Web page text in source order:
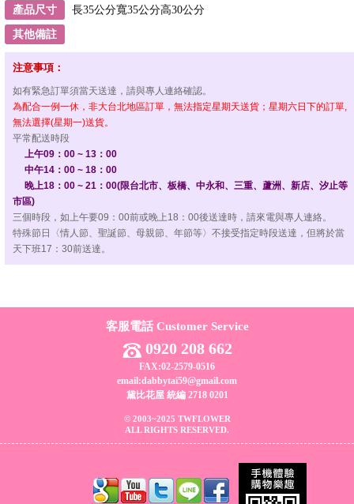
產品尺寸 長35公分寬35公分高30公分
其他備註
注意事項：
如有緊急訂單須當天送達，請與專人連絡確認。
為配合一例一休，非大台北地區訂單，無法指定星期天送貨；星期六日下的訂單,
無法選擇(星期一)送貨。
平常配送時段
上午09：00 ~ 13：00
中午14：00 ~ 18：00
晚上18：00 ~ 21：00(限台北市、板橋、中永和、三重、蘆洲、新店、汐止等
市區)
三個時段，如上午要09：00前或晚上18：00後送達時，請來電與專人連絡。
特殊節日〈情人節、聖誕節、母親節、年節等〉不接受指定時段送達，但將於當
天下班17：30前送達。
客服電話 Customer Service
0920 208 662
FAX:02-2579-0516
email:dabbytai59@gmail.com
黛比花屋 統編 2718 0201
© 2003~2025 TWFLOWER
ALL RIGHTS RESERVED.